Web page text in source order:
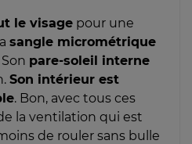
le visage pour une
sangle micrométrique
pare-soleil interne
Son intérieur est
. Bon, avec tous ces
la ventilation qui est
de rouler sans bulle